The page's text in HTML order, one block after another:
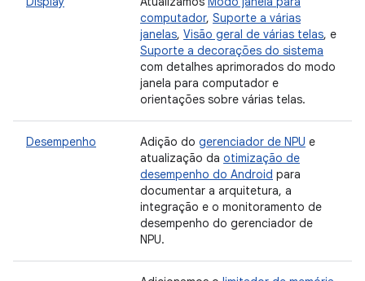
computador, Suporte a várias
janelas, Visão geral de várias telas, e
Suporte a decorações do sistema
com detalhes aprimorados do modo
janela para computador e
orientações sobre várias telas.
Desempenho Adição do gerenciador de NPU e
atualização da otimização de
desempenho do Android para
documentar a arquitetura, a
integração e o monitoramento de
desempenho do gerenciador de
NPU.